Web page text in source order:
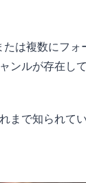
は複数にフ
ンルが存在し
まで知られて